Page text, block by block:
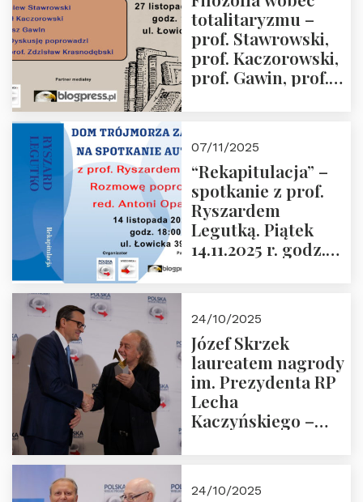
grudnia 2025 r.
godz. 18:00.
totalitaryzmu –
prof. Stawrowski,
prof. Kaczorowski,
prof. Gawin, prof.
07/11/2025
“Rekapitulacja” –
spotkanie z prof.
Ryszardem
Legutką. Piątek
14.11.2025 r. godz.
24/10/2025
Józef Skrzek
laureatem nagrody
im. Prezydenta RP
Lecha
Kaczyńskiego –
24/10/2025